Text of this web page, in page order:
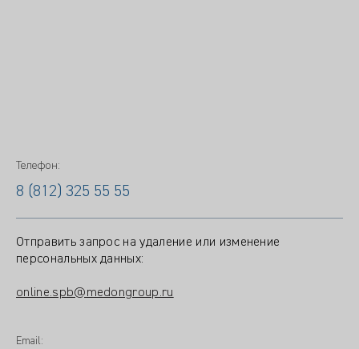
Телефон:
8 (812) 325 55 55
Отправить запрос на удаление или изменение
персональных данных:
online.spb@medongroup.ru
Email: